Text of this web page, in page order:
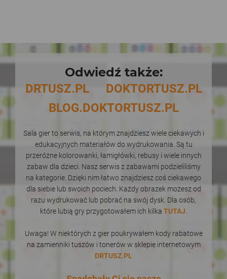
Odwiedź także:
DRTUSZ.PL
DOKTORTUSZ.PL
BLOG.DOKTORTUSZ.PL
Sala gier to serwis, na którym znajdziesz wiele ciekawych i
edukacyjnych materiałów do wydrukowania. Są tu
przeróżne kolorowanki, łamigłówki, rebusy i wiele innych
zabaw dla dzieci. Nasz serwis z zabawami podzieliliśmy
na kategorie. Dzięki nim łatwo znajdziesz coś ciekawego
dla siebie lub swoich pociech. Każdy obrazek możesz od
razu wydrukować lub pobrać na swój dysk. Dla osób,
które lubią gry przygotowałem ich kilka TUTAJ
Uwaga! W niektórych z gier poukrywałem kody rabatowe
na zamienniki tuszów i tonerów w sklepie internetowym
DRTUSZ.PL